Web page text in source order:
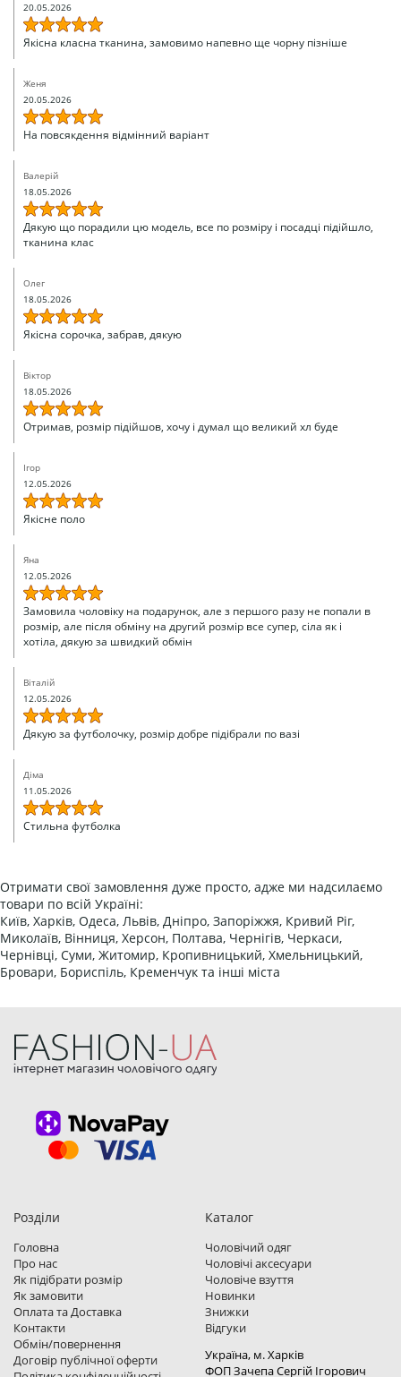
20.05.2026
Якісна класна тканина, замовимо напевно ще чорну пізніше
Женя
20.05.2026
На повсякдення відмінний варіант
Валерій
18.05.2026
Дякую що порадили цю модель, все по розміру і посадці підійшло,
тканина клас
Олег
18.05.2026
Якісна сорочка, забрав, дякую
Віктор
18.05.2026
Отримав, розмір підійшов, хочу і думал що великий хл буде
Ігор
12.05.2026
Якісне поло
Яна
12.05.2026
Замовила чоловіку на подарунок, але з першого разу не попали в
розмір, але після обміну на другий розмір все супер, сіла як і
хотіла, дякую за швидкий обмін
Віталій
12.05.2026
Дякую за футболочку, розмір добре підібрали по вазі
Діма
11.05.2026
Стильна футболка
Отримати свої замовлення дуже просто, адже ми надсилаємо
товари по всій Україні:
Київ, Харків, Одеса, Львів, Дніпро, Запоріжжя, Кривий Ріг,
Миколаїв, Вінниця, Херсон, Полтава, Чернігів, Черкаси,
Чернівці, Суми, Житомир, Кропивницький, Хмельницький,
Бровари, Бориспіль, Кременчук та інші міста
Розділи
Головна
Про нас
Як підібрати розмір
Як замовити
Оплата та Доставка
Контакти
Обмін/повернення
Договір публічної оферти
Каталог
Чоловічий одяг
Чоловічі аксесуари
Чоловіче взуття
Новинки
Знижки
Відгуки
Україна, м. Харкiв
ФОП Зачепа Сергій Ігорович